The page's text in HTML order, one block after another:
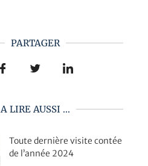
PARTAGER
A LIRE AUSSI ...
Toute dernière visite contée
de l’année 2024